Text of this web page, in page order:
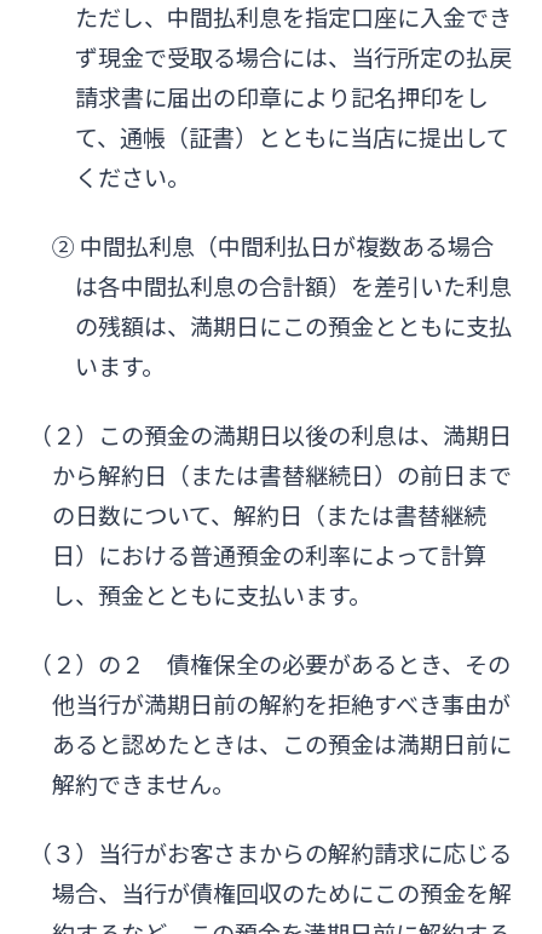
ただし、中間払利息を指定口座に入金でき
ず現金で受取る場合には、当行所定の払戻
請求書に届出の印章により記名押印をし
て、通帳（証書）とともに当店に提出して
ください。
② 中間払利息（中間利払日が複数ある場合
は各中間払利息の合計額）を差引いた利息
の残額は、満期日にこの預金とともに支払
います。
（２）この預金の満期日以後の利息は、満期日
から解約日（または書替継続日）の前日まで
の日数について、解約日（または書替継続
日）における普通預金の利率によって計算
し、預金とともに支払います。
（２）の２ 債権保全の必要があるとき、その
他当行が満期日前の解約を拒絶すべき事由が
あると認めたときは、この預金は満期日前に
解約できません。
（３）当行がお客さまからの解約請求に応じる
場合、当行が債権回収のためにこの預金を解